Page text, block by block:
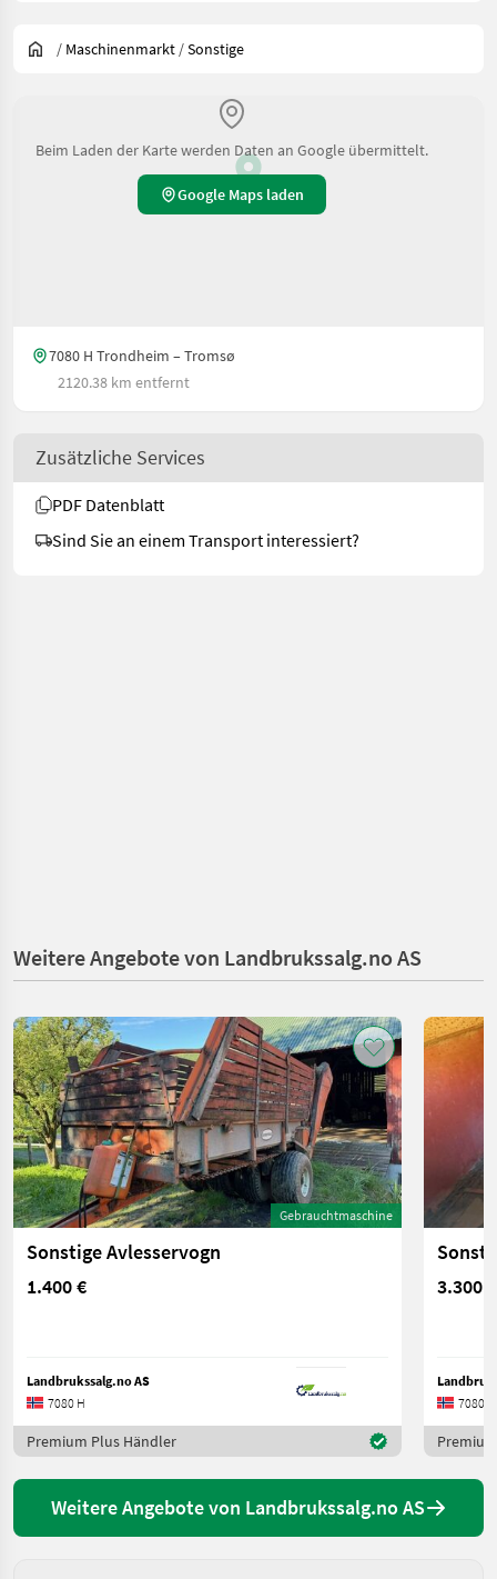
/ Maschinenmarkt /Sonstige
Beim Laden der Karte werden Daten an Google übermittelt.
Google Maps laden
7080 H Trondheim – Tromsø
2120.38 km entfernt
Zusätzliche Services
PDF Datenblatt
Sind Sie an einem Transport interessiert?
Weitere Angebote von Landbrukssalg.no AS
Gebrauchtmaschine
Sonstige Avlesservogn
1.400 €
Landbrukssalg.no AS
7080 H
Premium Plus Händler
3.300 €
7080 H
Weitere Angebote von Landbrukssalg.no AS